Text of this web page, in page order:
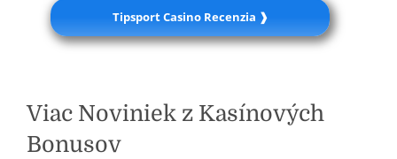
Tipsport Casino Recenzia ❱
Viac Noviniek z Kasínových
Bonusov